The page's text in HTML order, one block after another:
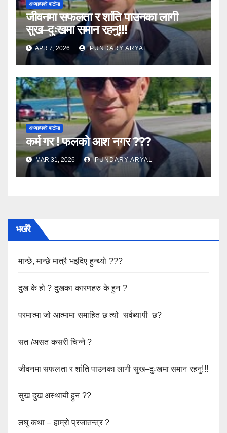
अध्यात्मको बाटोमा
जीवनमा सफलता र शांति पाउनका लागी
सुख–दुःखमा समान रहनु!!!
APR 7, 2026 PUNDARY ARYAL
अध्यात्मको बाटोमा
कर्म गर ! फलको आश नगर ???
MAR 31, 2026 PUNDARY ARYAL
भर्खरै
मान्छे, मान्छे मात्रै भइदिए हुन्थ्यो ???
दुख के हो ? दुखका कारणहरु के हुन ?
परमात्मा जो आत्मामा समाहित छ त्यो सर्वब्यापी छ?
सत /असत कसरी चिन्ने ?
जीवनमा सफलता र शांति पाउनका लागी सुख–दुःखमा समान रहनु!!!
सुख दुख अस्थायी हुन ??
लघु कथा – हाम्रो प्रजातन्त्र ?